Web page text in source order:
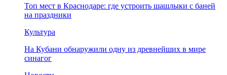
Топ мест в Краснодаре: где устроить шашлыки с баней
на праздники
Культура
На Кубани обнаружили одну из древнейших в мире
синагог